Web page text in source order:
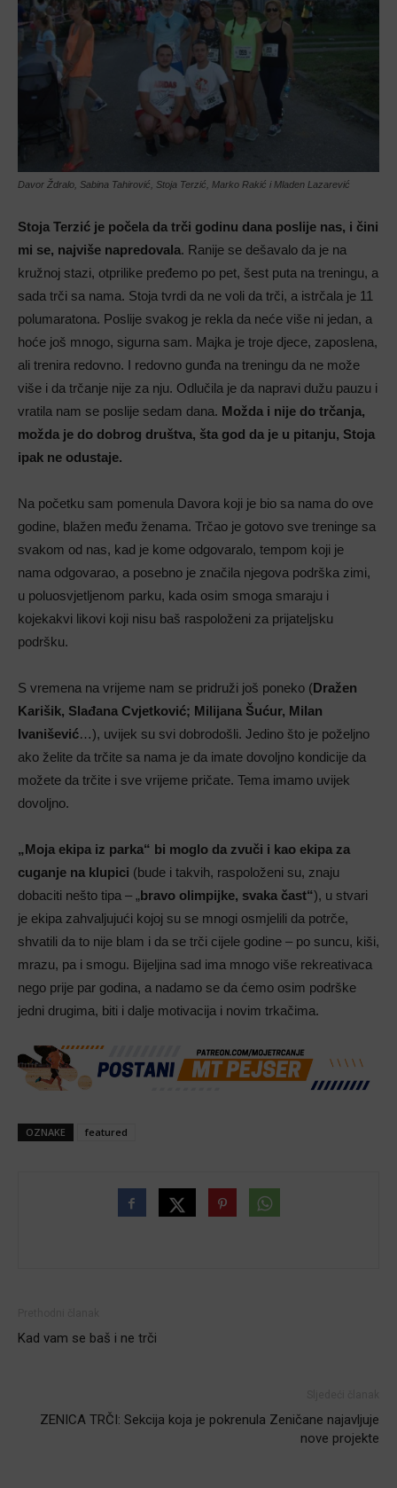
Davor Ždralo, Sabina Tahirović, Stoja Terzić, Marko Rakić i Mladen Lazarević
Stoja Terzić je počela da trči godinu dana poslije nas, i čini
mi se, najviše napredovala. Ranije se dešavalo da je na
kružnoj stazi, otprilike pređemo po pet, šest puta na treningu, a
sada trči sa nama. Stoja tvrdi da ne voli da trči, a istrčala je 11
polumaratona. Poslije svakog je rekla da neće više ni jedan, a
hoće još mnogo, sigurna sam. Majka je troje djece, zaposlena,
ali trenira redovno. I redovno gunđa na treningu da ne može
više i da trčanje nije za nju. Odlučila je da napravi dužu pauzu i
vratila nam se poslije sedam dana. Možda i nije do trčanja,
možda je do dobrog društva, šta god da je u pitanju, Stoja
ipak ne odustaje.
Na početku sam pomenula Davora koji je bio sa nama do ove
godine, blažen među ženama. Trčao je gotovo sve treninge sa
svakom od nas, kad je kome odgovaralo, tempom koji je
nama odgovarao, a posebno je značila njegova podrška zimi,
u poluosvjetljenom parku, kada osim smoga smaraju i
kojekakvi likovi koji nisu baš raspoloženi za prijateljsku
podršku.
S vremena na vrijeme nam se pridruži još poneko (Dražen
Karišik, Slađana Cvjetković; Milijana Šućur, Milan
Ivanišević…), uvijek su svi dobrodošli. Jedino što je poželjno
ako želite da trčite sa nama je da imate dovoljno kondicije da
možete da trčite i sve vrijeme pričate. Tema imamo uvijek
dovoljno.
„Moja ekipa iz parka“ bi moglo da zvuči i kao ekipa za
cuganje na klupici (bude i takvih, raspoloženi su, znaju
dobaciti nešto tipa – „bravo olimpijke, svaka čast“), u stvari
je ekipa zahvaljujući kojoj su se mnogi osmjelili da potrče,
shvatili da to nije blam i da se trči cijele godine – po suncu, kiši,
mrazu, pa i smogu. Bijeljina sad ima mnogo više rekreativaca
nego prije par godina, a nadamo se da ćemo osim podrške
jedni drugima, biti i dalje motivacija i novim trkačima.
OZNAKE featured
Kad vam se baš i ne trči
ZENICA TRČI: Sekcija koja je pokrenula Zeničane najavljuje
nove projekte